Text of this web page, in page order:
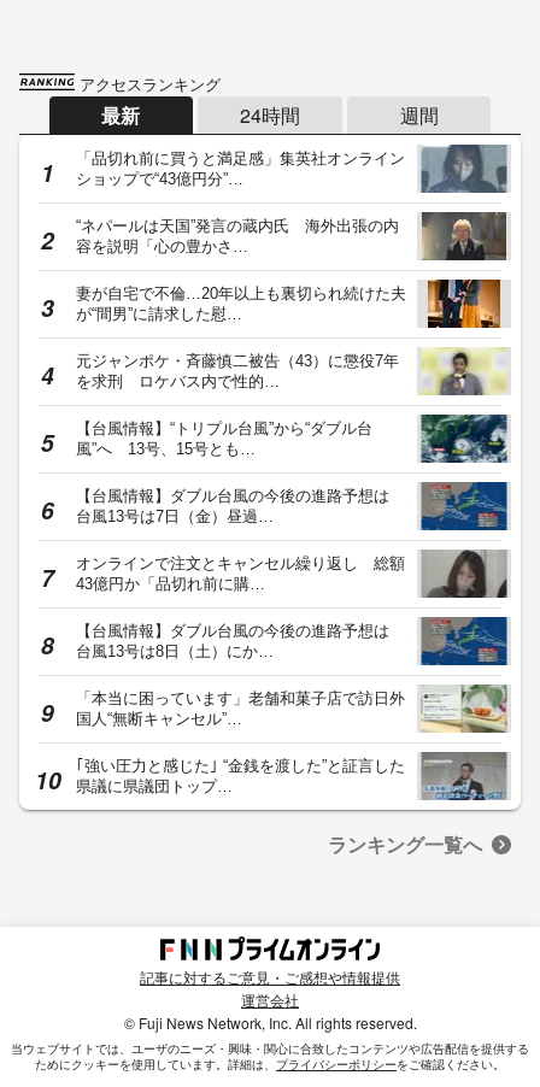
アクセスランキング
最新 24時間 週間
「品切れ前に買うと満足感」集英社オンライン
ショップで“43億円分”…
“ネパールは天国”発言の蔵内氏 海外出張の内
容を説明「心の豊かさ…
妻が自宅で不倫…20年以上も裏切られ続けた夫
が“間男”に請求した慰…
元ジャンポケ・斉藤慎二被告（43）に懲役7年
を求刑 ロケバス内で性的…
【台風情報】“トリプル台風”から“ダブル台
風”へ 13号、15号とも…
【台風情報】ダブル台風の今後の進路予想は
台風13号は7日（金）昼過…
オンラインで注文とキャンセル繰り返し 総額
43億円か「品切れ前に購…
【台風情報】ダブル台風の今後の進路予想は
台風13号は8日（土）にか…
「本当に困っています」老舗和菓子店で訪日外
国人“無断キャンセル”…
｢強い圧力と感じた｣ “金銭を渡した”と証言した
県議に県議団トップ…
ランキング一覧へ
記事に対するご意見・ご感想や情報提供
運営会社
© Fuji News Network, Inc. All rights reserved.
当ウェブサイトでは、ユーザのニーズ・興味・関⼼に合致したコンテンツや広告配信を提供する
ためにクッキーを使⽤しています。詳細は、 プライバシーポリシーをご確認ください。